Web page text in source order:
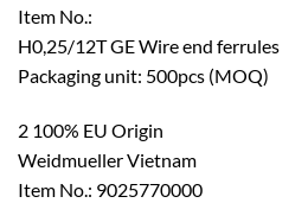
Item No.:
H0,25/12T GE Wire end ferrules
Packaging unit: 500pcs (MOQ)
2 100% EU Origin
Weidmueller Vietnam
Item No.: 9025770000